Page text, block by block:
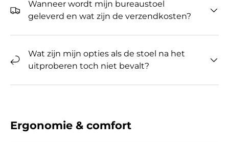
Wanneer wordt mijn bureaustoel
geleverd en wat zijn de verzendkosten?
Wat zijn mijn opties als de stoel na het
uitproberen toch niet bevalt?
Ergonomie & comfort